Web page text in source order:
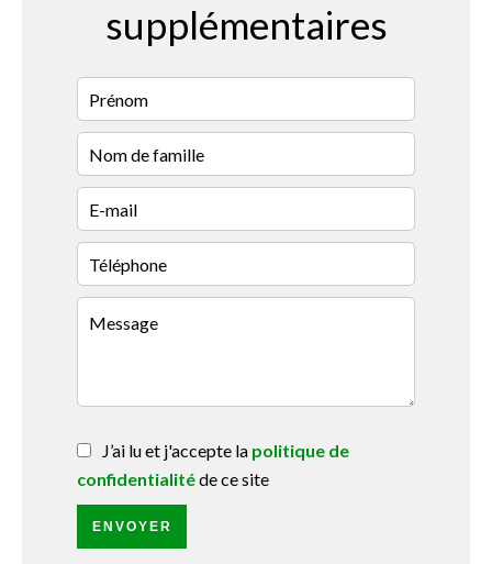
supplémentaires
J’ai lu et j'accepte la politique de
confidentialitéde ce site
ENVOYER